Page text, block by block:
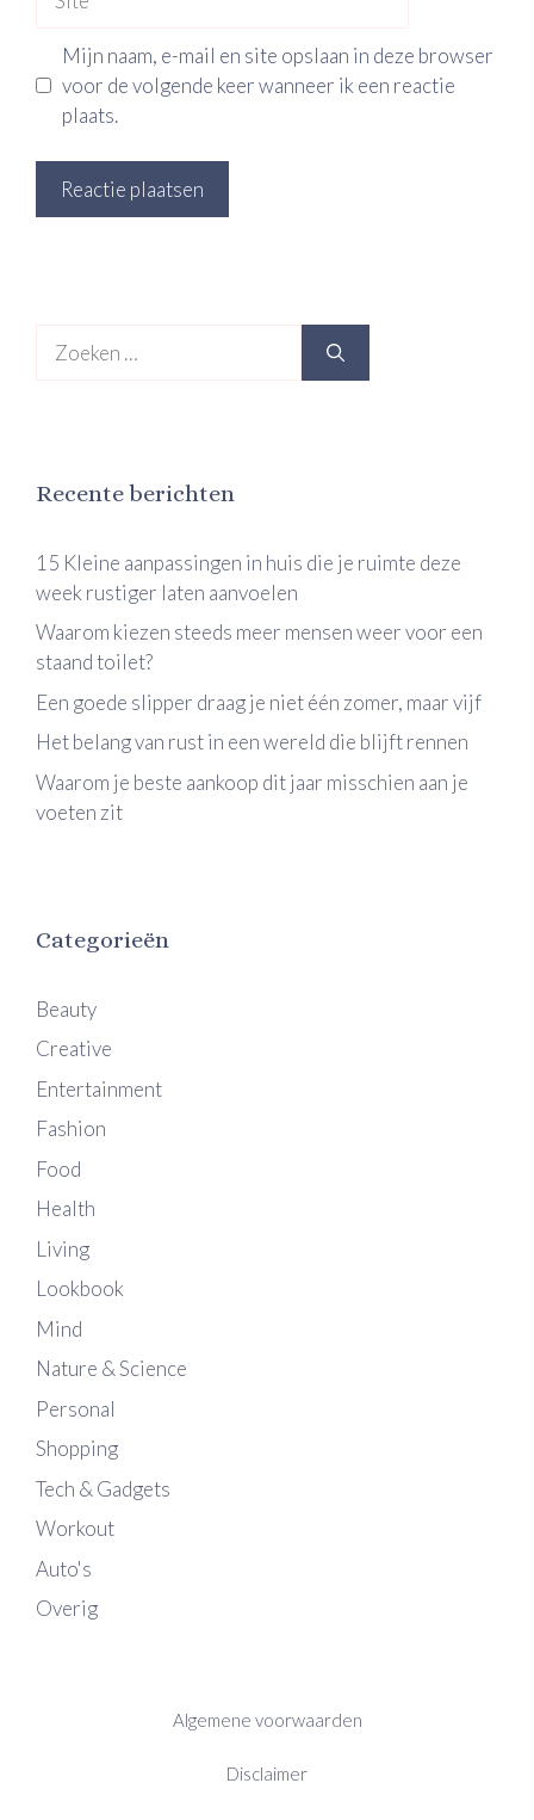
Mijn naam, e-mail en site opslaan in deze browser
voor de volgende keer wanneer ik een reactie
plaats.
naar:
Recente berichten
15 Kleine aanpassingen in huis die je ruimte deze
week rustiger laten aanvoelen
Waarom kiezen steeds meer mensen weer voor een
staand toilet?
Een goede slipper draag je niet één zomer, maar vijf
Het belang van rust in een wereld die blijft rennen
Waarom je beste aankoop dit jaar misschien aan je
voeten zit
Categorieën
Beauty
Creative
Entertainment
Fashion
Food
Health
Living
Lookbook
Mind
Nature & Science
Personal
Shopping
Tech & Gadgets
Workout
Auto's
Overig
Algemene voorwaarden
Disclaimer